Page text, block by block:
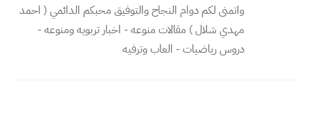
واتمنى لكم دوام النجاح والتوفيق محبكم الدائمي ( احمد
مهدي شلال ) مقالات منوعه - اخبار تربويه ومنوعه -
دروس رياضيات - العاب وترفيه